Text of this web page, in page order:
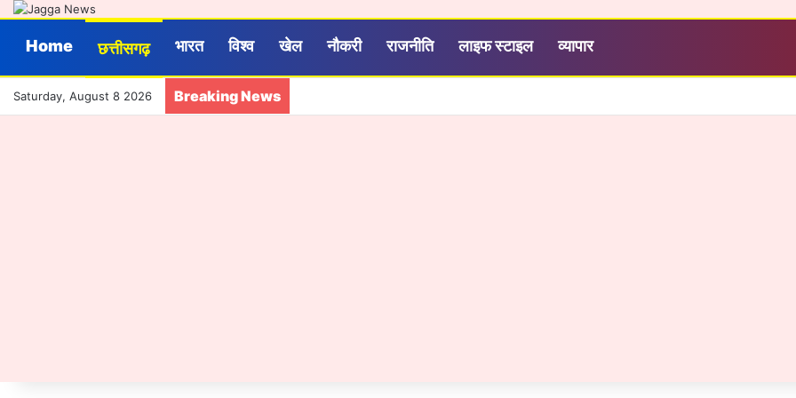
Home छत्तीसगढ़ भारत विश्व खेल नौकरी राजनीति लाइफ स्टाइल व्यापार
Saturday, August 8 2026 Breaking News